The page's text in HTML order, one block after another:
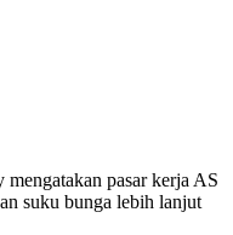
pasar kerja AS
suku bunga lebih lanjut